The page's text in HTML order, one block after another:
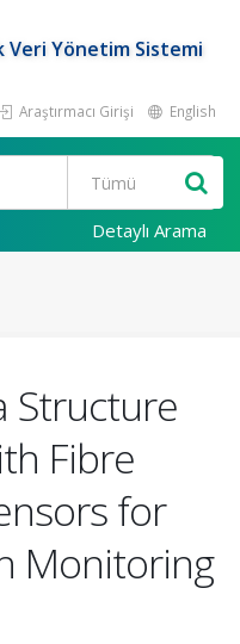
Veri Yönetim Sistemi
Araştırmacı Girişi English
Detaylı Arama
Structure
Fibre
for
Monitoring